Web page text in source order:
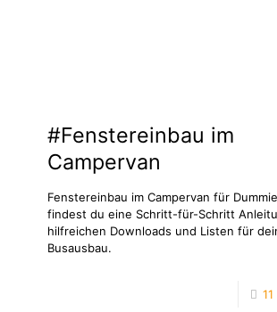
#Fenstereinbau im
Campervan
Fenstereinbau im Campervan für
findest du eine Schritt-für-Schritt
hilfreichen Downloads und Listen für
Busausbau.
11